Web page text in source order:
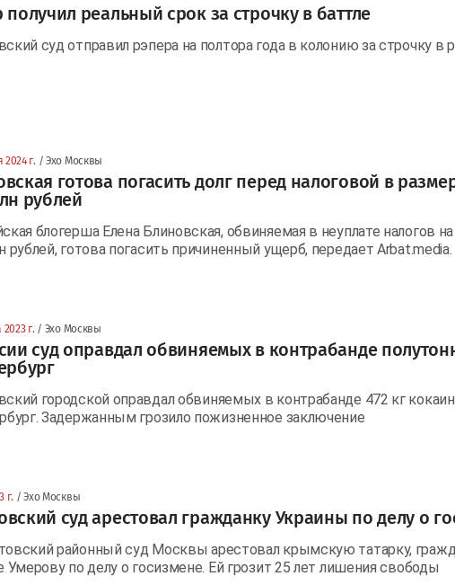
получил реальный срок за строчку в баттле
суд отправил рэпера на полтора года в колонию за строчку в
2024 г. / Эхо Москвы
готова погасить долг перед налоговой в
рублей
блогерша Елена Блиновская, обвиняемая в неуплате налогов
рублей, готова погасить причиненный ущерб, передает Arbat.media.
2023 г. / Эхо Москвы
суд оправдал обвиняемых в контрабанде
городской оправдал обвиняемых в контрабанде 472 кг
Задержанным грозило пожизненное заключение
г. / Эхо Москвы
суд арестовал гражданку Украины по делу о
районный суд Москвы арестовал крымскую татарку,
Умерову по делу о госизмене. Ей грозит 25 лет лишения свободы